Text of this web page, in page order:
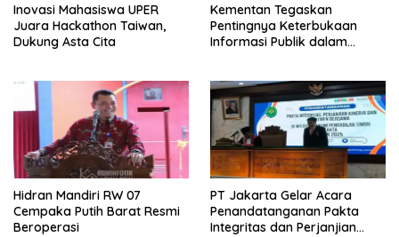
Inovasi Mahasiswa UPER
Juara Hackathon Taiwan,
Dukung Asta Cita
Kementan Tegaskan
Pentingnya Keterbukaan
Informasi Publik dalam
Hidran Mandiri RW 07
Cempaka Putih Barat Resmi
Beroperasi
PT Jakarta Gelar Acara
Penandatanganan Pakta
Integritas dan Perjanjian